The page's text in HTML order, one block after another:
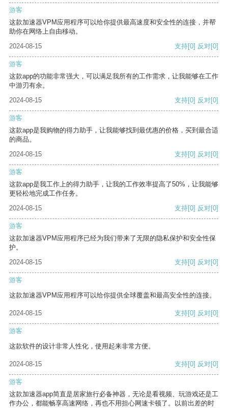
游客
这款加速器VPM应用程序可以给你提供最高速度和安全性的连接，并帮
助你在网络上自由移动。
2024-08-15
支持[0] 反对[0]
游客
这款app的功能非常强大，可以满足我所有的工作需求，让我能够在工作
中游刃有余。
2024-08-15
支持[0] 反对[0]
游客
这款app是我购物的得力助手，让我能够找到最优惠的价格，买到最合适
的商品。
2024-08-15
支持[0] 反对[0]
游客
这款app是我工作上的得力助手，让我的工作效率提高了50%，让我能够
更轻松地完成工作任务。
2024-08-15
支持[0] 反对[0]
游客
这款加速器VPM应用程序已经为我们带来了无限的隐私保护和安全性保
护。
2024-08-15
支持[0] 反对[0]
游客
这款加速器VPM应用程序可以给你提供全球覆盖和最高安全性的连接。
2024-08-15 支持[0] 反对[0]
游客
这款软件的设计非常人性化，使用起来非常方便。
2024-08-15 支持[0] 反对[0]
游客
这款加速器app简直是居家旅行必备神器，无论是看视频、玩游戏还是工
作办公，都能畅享高速网络，再也不用担心网速卡顿了。以前出差的时